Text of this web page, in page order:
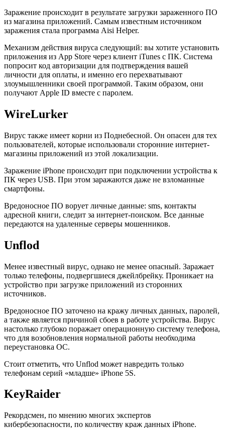
Заражение происходит в результате загрузки зараженного ПО
из магазина приложений. Самым известным источником
заражения стала программа Aisi Helper.
Механизм действия вируса следующий: вы хотите установить
приложения из App Store через клиент iTunes с ПК. Система
попросит код авторизации для подтверждения вашей
личности для оплаты, и именно его перехватывают
злоумышленники своей программой. Таким образом, они
получают Apple ID вместе с паролем.
WireLurker
Вирус также имеет корни из Поднебесной. Он опасен для тех
пользователей, которые использовали сторонние интернет-
магазины приложений из этой локализации.
Заражение iPhone происходит при подключении устройства к
ПК через USB. При этом заражаются даже не взломанные
смартфоны.
Вредоносное ПО ворует личные данные: sms, контакты
адресной книги, следит за интернет-поиском. Все данные
передаются на удаленные серверы мошенников.
Unflod
Менее известный вирус, однако не менее опасный. Заражает
только телефоны, подвергшиеся джейлбрейку. Проникает на
устройство при загрузке приложений из сторонних
источников.
Вредоносное ПО заточено на кражу личных данных, паролей,
а также является причиной сбоев в работе устройства. Вирус
настолько глубоко поражает операционную систему телефона,
что для возобновления нормальной работы необходима
переустановка ОС.
Стоит отметить, что Unflod может навредить только
телефонам серий «младше» iPhone 5S.
KeyRaider
Рекордсмен, по мнению многих экспертов
кибербезопасности, по количеству краж данных iPhone.